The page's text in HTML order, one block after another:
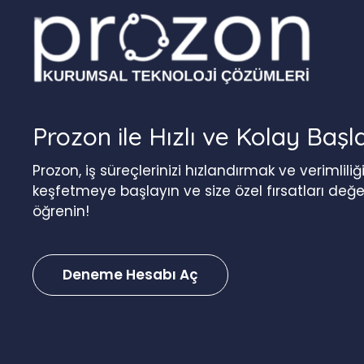
Prozon ile Hızlı ve Kolay
Prozon, iş süreçlerinizi hızlandırmak ve
keşfetmeye başlayın ve size özel fırsatları
öğrenin!
Deneme Hesabı Aç